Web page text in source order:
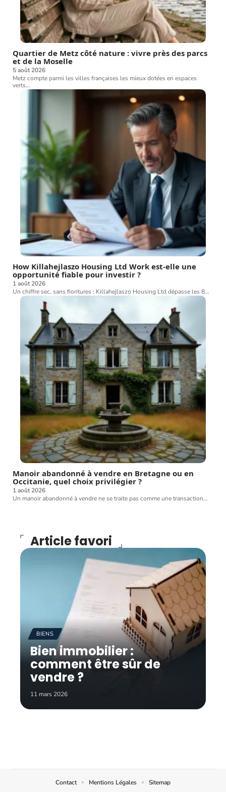
Quartier de Metz côté nature : vivre près des parcs
et de la Moselle
5 août 2026
Metz compte parmi les villes françaises les mieux dotées en espaces
verts…
How Killahejlaszo Housing Ltd Work est-elle une
opportunité fiable pour investir ?
1 août 2026
Un chiffre sec, sans fioritures : Killahejlaszo Housing Ltd dépasse les 8…
Manoir abandonné à vendre en Bretagne ou en
Occitanie, quel choix privilégier ?
1 août 2026
Un manoir abandonné à vendre ne se traite pas comme une transaction…
Article favori
BIENS
Bien immobilier :
comment être sûr de
vendre ?
11 mars 2026
Contact Mentions Légales Sitemap